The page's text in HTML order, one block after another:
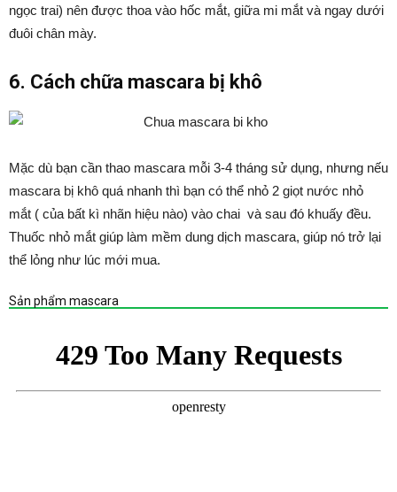
ngọc trai) nên được thoa vào hốc mắt, giữa mi mắt và ngay dưới
đuôi chân mày.
6. Cách chữa mascara bị khô
Mặc dù bạn cần thao mascara mỗi 3-4 tháng sử dụng, nhưng nếu
mascara bị khô quá nhanh thì bạn có thể nhỏ 2 giọt nước nhỏ
mắt ( của bất kì nhãn hiệu nào) vào chai và sau đó khuấy đều.
Thuốc nhỏ mắt giúp làm mềm dung dịch mascara, giúp nó trở lại
thể lỏng như lúc mới mua.
Sản phẩm mascara